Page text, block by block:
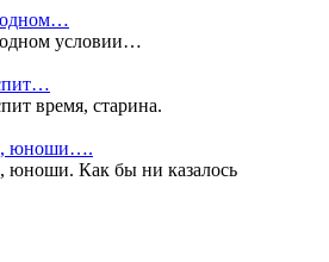
одном…
условии…
время, старина.
юноши….
Как бы ни казалось